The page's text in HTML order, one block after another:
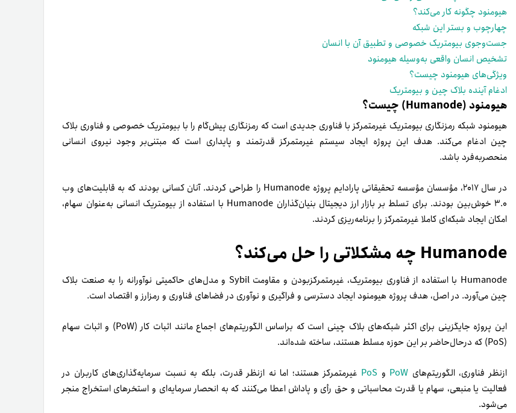
هیومنود چگونه کار می‌کند؟
چهارچوب و بستر این شبکه
جست‌وجوی بیومتریک خصوصی و تطبیق آن با انسان
تشخیص انسان واقعی به‌وسیله هیومنود
ویژگی‌های هیومنود چیست؟
ادغام آینده بلاک چین و بیومتریک
هیومنود (Humanode) چیست؟
هیومنود شبکه رمزنگاری بیومتریک غیرمتمرکز با فناوری جدیدی است که رمزنگاری پیش‌گام را با بیومتریک خصوصی و فناوری بلاک
چین ادغام می‌کند. هدف این پروژه ایجاد سیستم غیرمتمرکز قدرتمند و پایداری است که مبتنی‌بر وجود نیروی انسانی
منحصر‌به‌فرد باشد.
در سال ۲۰۱۷، مؤسسان مؤسسه تحقیقاتی پارادایم پروژه Humanode را طراحی کردند. آنان کسانی بودند که به قابلیت‌های وب
۳.۰ خوش‌بین بودند. برای تسلط بر بازار ارز دیجیتال بنیان‌گذاران Humanode با استفاده از بیومتریک انسانی به‌عنوان سهام،
امکان ایجاد شبکه‌ای کاملا غیرمتمرکز را برنامه‌ریزی کردند.
Humanode چه مشکلاتی را حل می‌کند؟
Humanode با استفاده از فناوری بیومتریک، غیرمتمرکزبودن و مقاومت Sybil و مدل‌های حاکمیتی نوآورانه را به صنعت بلاک
چین می‌آورد. در اصل، هدف پروژه هیومنود ایجاد دسترسی و فراگیری و نوآوری در فضاهای فناوری و رمزارز و اقتصاد است.
این پروژه جایگزینی برای اکثر شبکه‌های بلاک چینی است که بر‌اساس الگوریتم‌های اجماع مانند اثبات کار (PoW) و اثبات سهام
(PoS) که در‌حال‌حاضر بر این حوزه مسلط هستند، ساخته شده‌اند.
از‌نظر فناوری، الگوریتم‌های PoW و PoS غیرمتمرکز هستند؛ اما نه از‌نظر قدرت، بلکه به نسبت سرمایه‌گذاری‌های کاربران در
فعالیت یا منبعی، سهام یا قدرت محاسباتی و حق رأی و پاداش اعطا می‌کنند که به انحصار سرمایه‌ای و استخرهای استخراج منجر
می‌شود.